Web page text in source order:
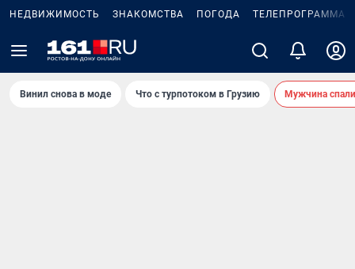
НЕДВИЖИМОСТЬ ЗНАКОМСТВА ПОГОДА ТЕЛЕПРОГРАММА
Винил снова в моде Что с турпотоком в Грузию Мужчина